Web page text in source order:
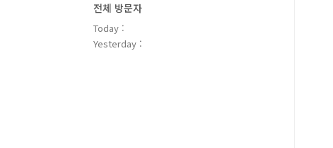
전체 방문자
Today :
Yesterday :